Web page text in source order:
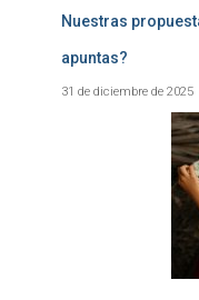
Nuestras
apuntas?
31 de diciembre de 2025